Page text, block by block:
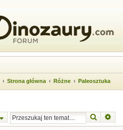
Strona główna Różne Paleosztuka
Szukaj